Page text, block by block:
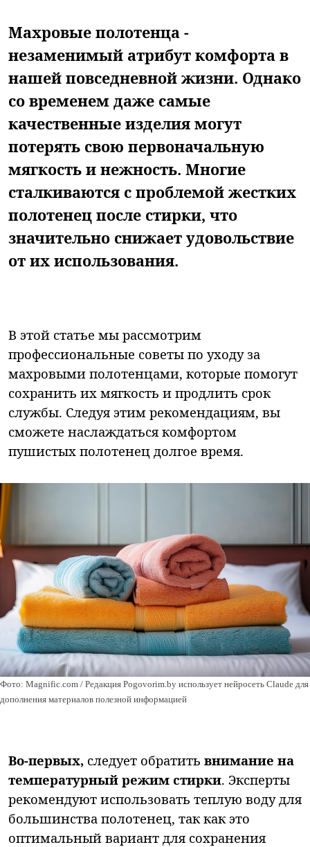
Махровые полотенца -
незаменимый атрибут комфорта в
нашей повседневной жизни. Однако
со временем даже самые
качественные изделия могут
потерять свою первоначальную
мягкость и нежность. Многие
сталкиваются с проблемой жестких
полотенец после стирки, что
значительно снижает удовольствие
от их использования.
В этой статье мы рассмотрим
профессиональные советы по уходу за
махровыми полотенцами, которые помогут
сохранить их мягкость и продлить срок
службы. Следуя этим рекомендациям, вы
сможете наслаждаться комфортом
пушистых полотенец долгое время.
Фото: Magnific.com / Редакция Pogovorim.by использует нейросеть Claude для
дополнения материалов полезной информацией
Во-первых, следует обратить внимание на
температурный режим стирки. Эксперты
рекомендуют использовать теплую воду для
большинства полотенец, так как это
оптимальный вариант для сохранения